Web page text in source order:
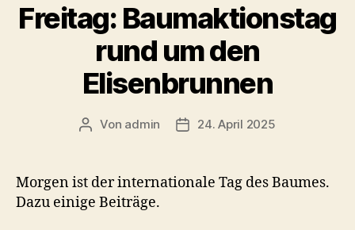
Freitag: Baumaktionstag
rund um den
Elisenbrunnen
Beitragsautor
Von admin Veröffentlichungsdatum
24. April 2025
Morgen ist der internationale Tag des Baumes.
Dazu einige Beiträge.